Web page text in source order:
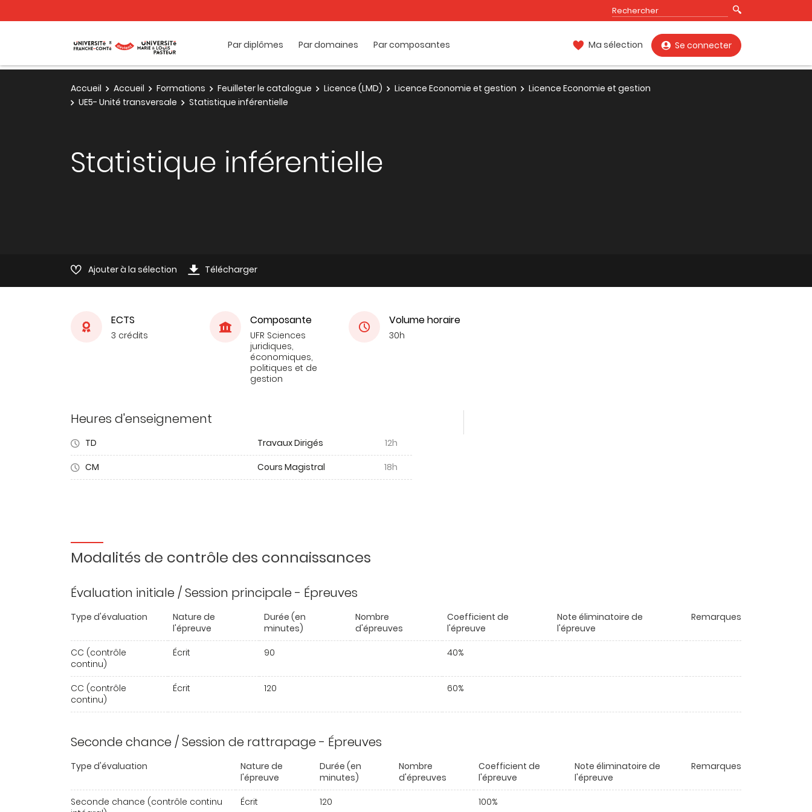
Par diplômes Par domaines Par composantes Ma sélection Se connecter
Accueil Accueil Formations Feuilleter le catalogue Licence (LMD) Licence Economie et gestion
Licence Economie et gestion
UE5- Unité transversale
Statistique inférentielle
Statistique inférentielle
Ajouter à la sélection Télécharger
ECTS
3 crédits
Composante
UFR Sciences
juridiques,
économiques,
politiques et de
gestion
Volume horaire
30h
Heures d'enseignement
TD Travaux Dirigés
12h
CM
Cours Magistral 18h
Modalités de contrôle des connaissances
Évaluation initiale / Session principale - Épreuves
Type d'évaluation
Nature de
l'épreuve
Durée (en
minutes)
Nombre
d'épreuves
Coefficient de
l'épreuve
Note éliminatoire de
l'épreuve
Remarques
CC (contrôle
continu)
Écrit 90 40%
CC (contrôle
continu)
Écrit 120 60%
Seconde chance / Session de rattrapage - Épreuves
Type d'évaluation
Nature de
l'épreuve
Durée (en
minutes)
Nombre
d'épreuves
Coefficient de
l'épreuve
Note éliminatoire de
l'épreuve
Remarques
Seconde chance (contrôle continu
Écrit 120 100%